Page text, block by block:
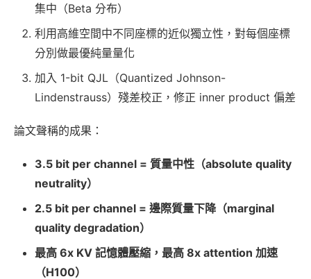
集中（Beta 分布）
利用高維空間中不同座標的近似獨立性，對每個座標
分別做最優純量量化
加入 1-bit QJL（Quantized Johnson-
Lindenstrauss）殘差校正，修正 inner product 偏差
論文聲稱的成果：
3.5 bit per channel = 質量中性（absolute quality
neutrality）
2.5 bit per channel = 邊際質量下降（marginal
quality degradation）
最高 6x KV 記憶體壓縮，最高 8x attention 加速
（H100）